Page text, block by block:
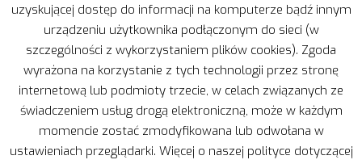
W naszej pracy wspiera nas Freshmail.
uzyskującej dostęp do informacji na komputerze bądź innym
urządzeniu użytkownika podłączonym do sieci (w
szczególności z wykorzystaniem plików cookies). Zgoda
wyrażona na korzystanie z tych technologii przez stronę
internetową lub podmioty trzecie, w celach związanych ze
świadczeniem usług drogą elektroniczną, może w każdym
momencie zostać zmodyfikowana lub odwołana w
ustawieniach przeglądarki. Więcej o naszej polityce dotyczącej